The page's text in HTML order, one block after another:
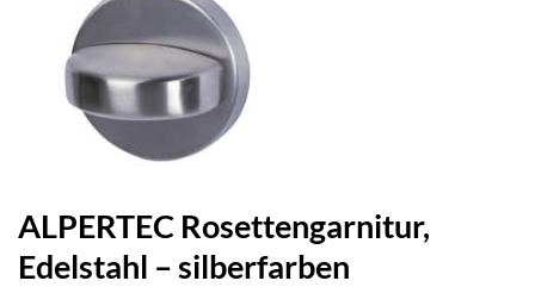
ALPERTEC Rosettengarnitur,
Edelstahl – silberfarben